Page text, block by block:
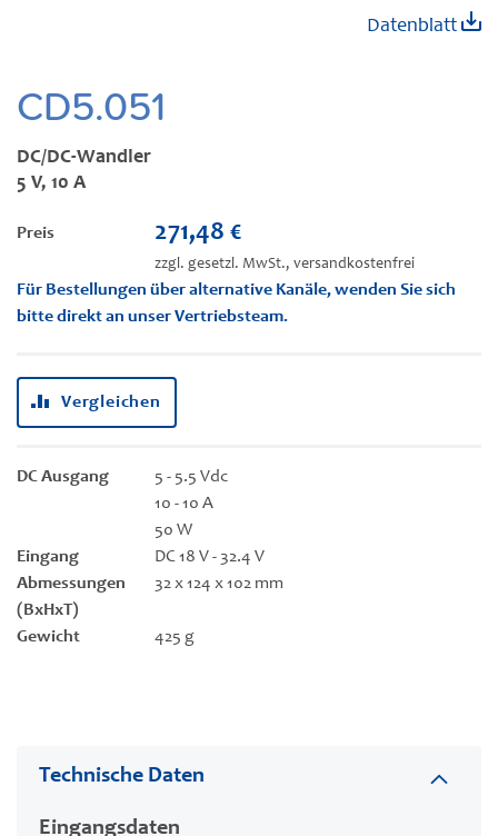
CD5.051
DC/DC-Wandler
5 V, 10 A
Datenblatt
Preis 271,48 €
zzgl. gesetzl. MwSt., versandkostenfrei
Für Bestellungen über alternative Kanäle, wenden Sie sich
bitte direkt an unser Vertriebsteam.
Vergleichen
DC Ausgang
5 - 5.5 Vdc
10 - 10 A
50 W
Eingang
DC 18 V - 32.4 V
Abmessungen
(BxHxT)
32 x 124 x 102 mm
Gewicht 425 g
Bildgalerie
springen
Technische Daten
Eingangsdaten